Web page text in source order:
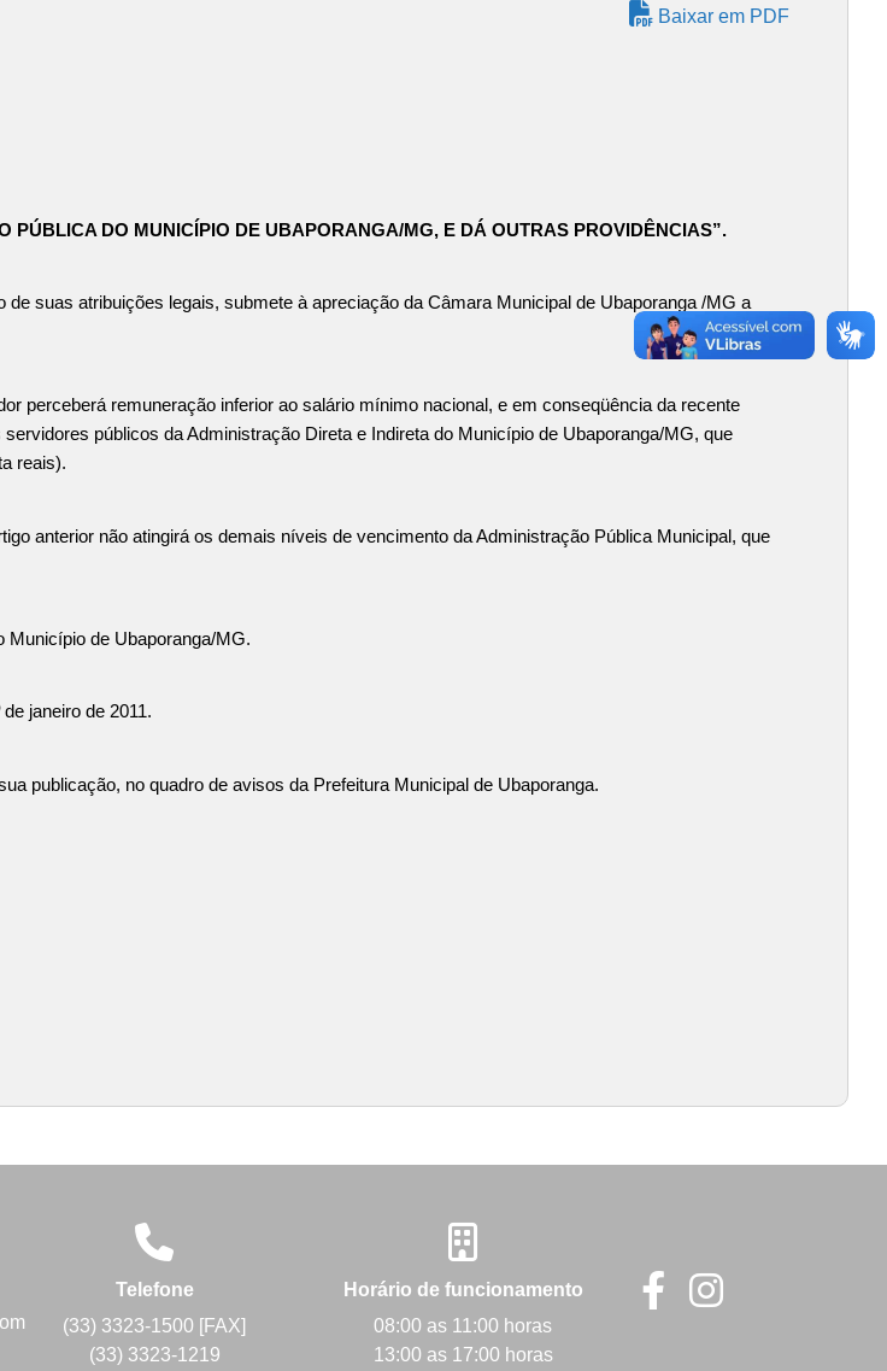
Baixar em PDF
DO MUNICÍPIO DE UBAPORANGA/MG, E DÁ OUTRAS PROVIDÊNCIAS”.
de suas atribuições legais, submete à apreciação da Câmara Municipal de Ubaporanga /MG a
perceberá remuneração inferior ao salário mínimo nacional, e em conseqüência da recente
públicos da Administração Direta e Indireta do Município de Ubaporanga/MG, que
reais).
anterior não atingirá os demais níveis de vencimento da Administração Pública Municipal, que
de Ubaporanga/MG.
janeiro de 2011.
publicação, no quadro de avisos da Prefeitura Municipal de Ubaporanga.
Telefone
(33) 3323-1500 [FAX]
(33) 3323-1219
Horário de funcionamento
08:00 as 11:00 horas
13:00 as 17:00 horas